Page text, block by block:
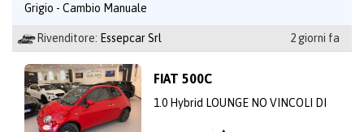
Grigio - Cambio Manuale
Rivenditore: Essepcar Srl 2 giorni fa
FIAT 500C
1.0 Hybrid LOUNGE NO VINCOLI DI